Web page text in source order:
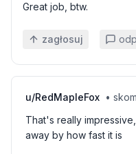
Great job, btw.
zagłosuj
u/RedMapleFox •
That's really
away by how fast it is